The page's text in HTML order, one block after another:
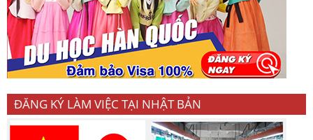
ĐĂNG KÝ LÀM VIỆC TẠI NHẬT BẢN